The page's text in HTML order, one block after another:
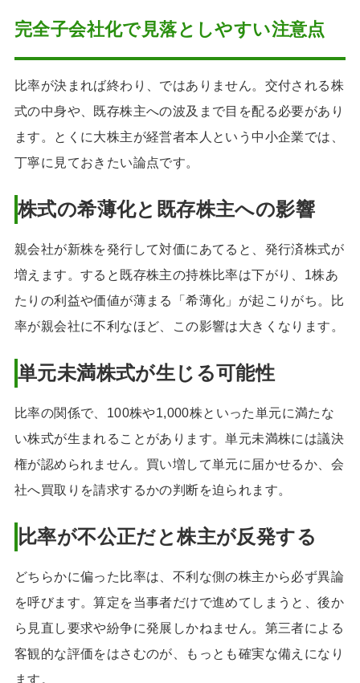
完全子会社化で見落としやすい注意点
比率が決まれば終わり、ではありません。交付される株
式の中身や、既存株主への波及まで目を配る必要があり
ます。とくに大株主が経営者本人という中小企業では、
丁寧に見ておきたい論点です。
株式の希薄化と既存株主への影響
親会社が新株を発行して対価にあてると、発行済株式が
増えます。すると既存株主の持株比率は下がり、1株あ
たりの利益や価値が薄まる「希薄化」が起こりがち。比
率が親会社に不利なほど、この影響は大きくなります。
単元未満株式が生じる可能性
比率の関係で、100株や1,000株といった単元に満たな
い株式が生まれることがあります。単元未満株には議決
権が認められません。買い増して単元に届かせるか、会
社へ買取りを請求するかの判断を迫られます。
比率が不公正だと株主が反発する
どちらかに偏った比率は、不利な側の株主から必ず異論
を呼びます。算定を当事者だけで進めてしまうと、後か
ら見直し要求や紛争に発展しかねません。第三者による
客観的な評価をはさむのが、もっとも確実な備えになり
ます。